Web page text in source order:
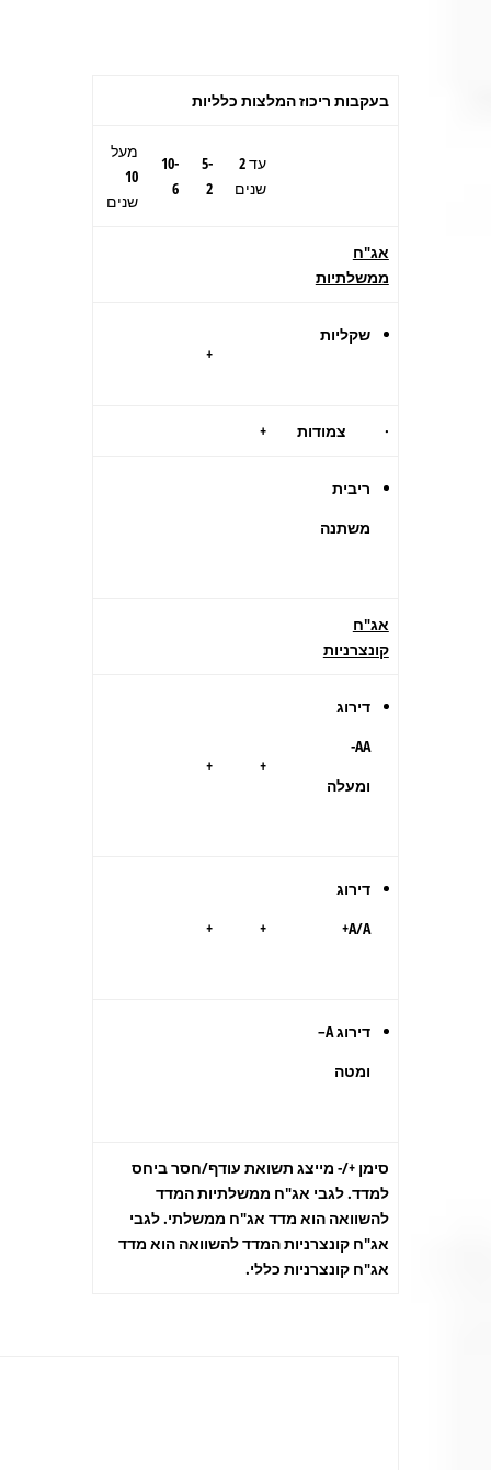
בעקבות ריכוז המלצות כלליות
עד 2
שנים
5-
2
10-
6
מעל
10
שנים
אג"ח
ממשלתיות
שקליות
+
· צמודות +
ריבית
משתנה
אג"ח
קונצרניות
דירוג
AA-
ומעלה
+
+
דירוג
A/A+
+
+
דירוגA
–
ומטה
סימן +/- מייצג תשואת עודף/חסר ביחס
למדד. לגבי אג"ח ממשלתיות המדד
להשוואה הוא מדד אג"ח ממשלתי. לגבי
אג"ח קונצרניות המדד להשוואה הוא מדד
אג"ח קונצרניות כללי.